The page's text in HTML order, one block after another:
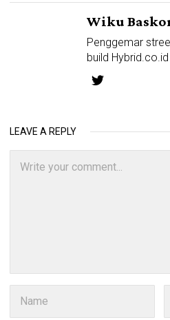
Wiku
Penggemar
build
LEAVE A REPLY